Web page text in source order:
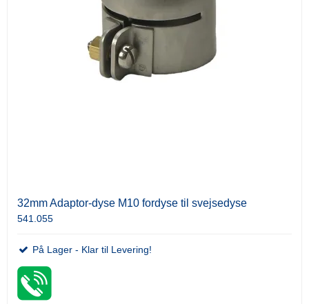
32mm Adaptor-dyse M10 fordyse til svejsedyse
541.055
På Lager - Klar til Levering!